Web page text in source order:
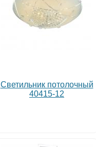
Светильник потолочный
40415-12